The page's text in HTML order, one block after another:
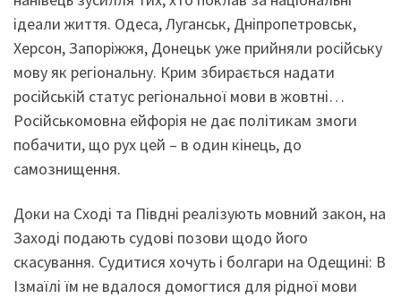
ідеали життя. Одеса, Луганськ, Дніпропетровськ,
Херсон, Запоріжжя, Донецьк уже прийняли російську
мову як регіональну. Крим збирається надати
російській статус регіональної мови в жовтні…
Російськомовна ейфорія не дає політикам змоги
побачити, що рух цей – в один кінець, до
самознищення.
Доки на Сході та Півдні реалізують мовний закон, на
Заході подають судові позови щодо його
скасування. Судитися хочуть і болгари на Одещині: В
Ізмаїлі їм не вдалося домогтися для рідної мови